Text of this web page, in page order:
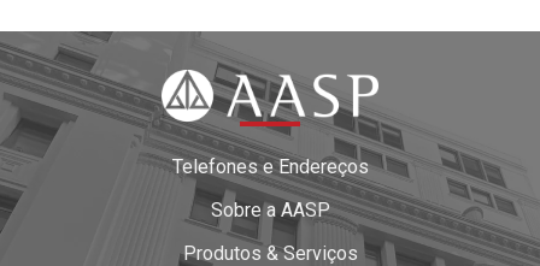
Telefones e Endereços
Sobre a AASP
Produtos & Serviços